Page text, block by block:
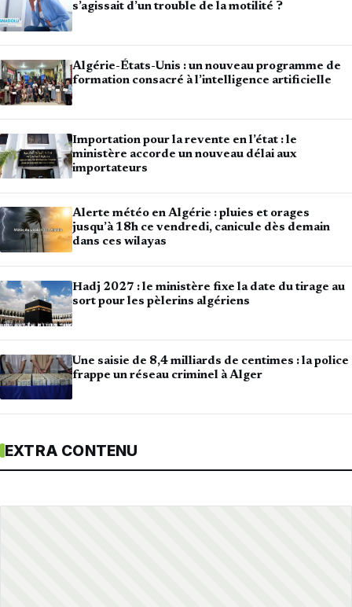
s’agissait d’un trouble de la motilité ?
Algérie-États-Unis : un nouveau programme de
formation consacré à l’intelligence artificielle
Importation pour la revente en l’état : le
ministère accorde un nouveau délai aux
importateurs
Alerte météo en Algérie : pluies et orages
jusqu’à 18h ce vendredi, canicule dès demain
dans ces wilayas
Hadj 2027 : le ministère fixe la date du tirage au
sort pour les pèlerins algériens
Une saisie de 8,4 milliards de centimes : la police
frappe un réseau criminel à Alger
EXTRA CONTENU